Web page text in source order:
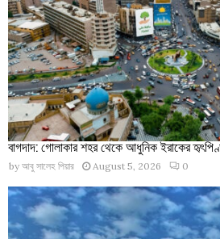
বাগদাদ: গোলাকার শহর থেকে আধুনিক ইরাকের
by আবু সালেহ পিয়ার August 5, 2026 0